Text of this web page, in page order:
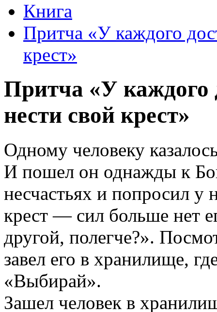
Книга
Притча «У каждого
крест»
Притча «У каждого
нести свой крест»
Одному человеку
И пошел он однажды к
несчастьях и попросил
крест — сил больше нет
другой, полегче?».
завел его в хранилище,
«Выбирай».
Зашел человек в